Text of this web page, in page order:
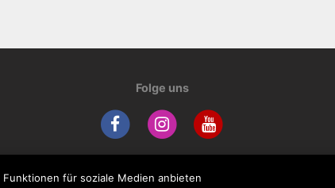
Folge uns
für soziale Medien anbieten